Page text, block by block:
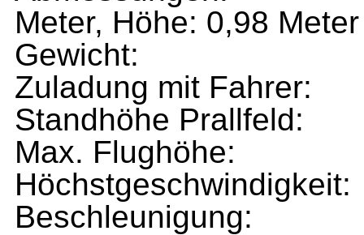
Meter, Höhe: 0,98 Meter
Gewicht:
Zuladung mit Fahrer:
Standhöhe Prallfeld:
Max. Flughöhe:
Höchstgeschwindigkeit:
Beschleunigung: